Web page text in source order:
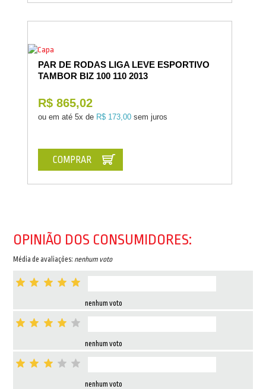
PAR DE RODAS LIGA LEVE ESPORTIVO
TAMBOR BIZ 100 110 2013
R$ 865,02
ou em até 5x de R$ 173,00 sem juros
COMPRAR
OPINIÃO DOS CONSUMIDORES:
Média de avaliações: nenhum voto
nenhum voto
nenhum voto
nenhum voto